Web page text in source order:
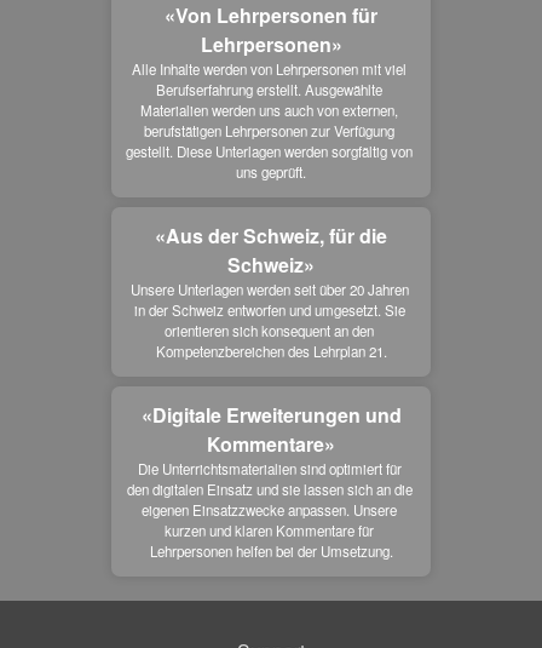
«Von Lehrpersonen für
Lehrpersonen»
Alle Inhalte werden von Lehrpersonen mit viel
Berufserfahrung erstellt. Ausgewählte
Materialien werden uns auch von externen,
berufstätigen Lehrpersonen zur Verfügung
gestellt. Diese Unterlagen werden sorgfältig von
uns geprüft.
«Aus der Schweiz, für die
Schweiz»
Unsere Unterlagen werden seit über 20 Jahren
in der Schweiz entworfen und umgesetzt. Sie
orientieren sich konsequent an den
Kompetenzbereichen des Lehrplan 21.
«Digitale Erweiterungen und
Kommentare»
Die Unterrichtsmaterialien sind optimiert für
den digitalen Einsatz und sie lassen sich an die
eigenen Einsatzzwecke anpassen. Unsere
kurzen und klaren Kommentare für
Lehrpersonen helfen bei der Umsetzung.